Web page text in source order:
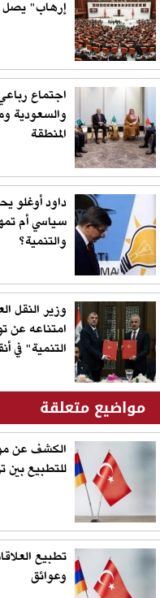
إرهاب" يصل
اجتماع
والسعودية
المنطقة
داود أوغلو
سياسي أم
والتنمية؟
وزير النقل
امتناعه عن
التنمية" في
مواضيع متعلقة
الكشف عن
للتطبيع بين
تطبيع
وعوائق